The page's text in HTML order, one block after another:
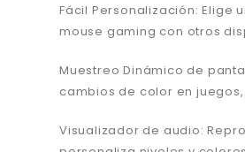
Fácil Personalización: Elige
mouse gaming con otros
Muestreo Dinámico de
cambios de color en
Visualizador de audio: